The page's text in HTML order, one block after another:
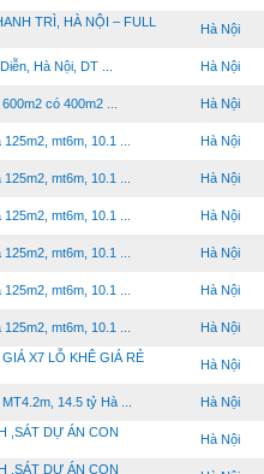
TRÌ, HÀ NỘI – FULL
Hà Nội
Hà Nội, DT ... Hà Nội
có 400m2 ... Hà Nội
mt6m, 10.1 ... Hà Nội
mt6m, 10.1 ... Hà Nội
mt6m, 10.1 ... Hà Nội
mt6m, 10.1 ... Hà Nội
mt6m, 10.1 ... Hà Nội
mt6m, 10.1 ... Hà Nội
X7 LỖ KHÊ GIÁ RẺ
Hà Nội
14.5 tỷ Hà ... Hà Nội
,SÁT DỰ ÁN CON
Hà Nội
,SÁT DỰ ÁN CON